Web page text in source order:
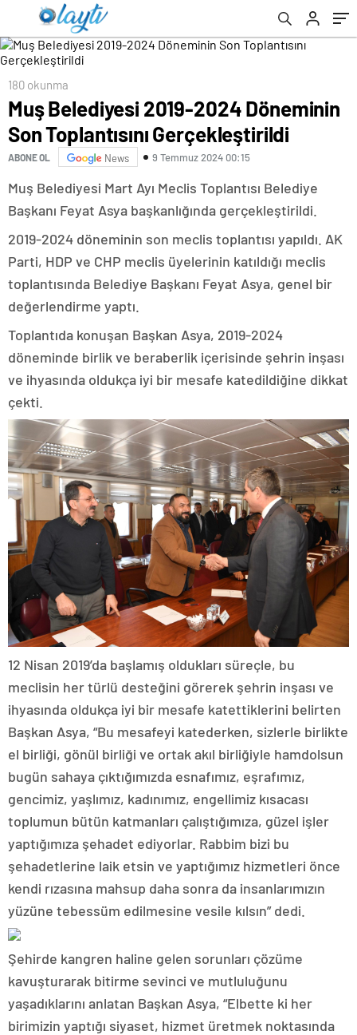
180 okunma
Muş Belediyesi 2019-2024 Döneminin
Son Toplantısını Gerçekleştirildi
ABONE OL News 9 Temmuz 2024 00:15
Muş Belediyesi Mart Ayı Meclis Toplantısı Belediye
Başkanı Feyat Asya başkanlığında gerçekleştirildi.
2019-2024 döneminin son meclis toplantısı yapıldı. AK
Parti, HDP ve CHP meclis üyelerinin katıldığı meclis
toplantısında Belediye Başkanı Feyat Asya, genel bir
değerlendirme yaptı.
Toplantıda konuşan Başkan Asya, 2019-2024
döneminde birlik ve beraberlik içerisinde şehrin inşası
ve ihyasında oldukça iyi bir mesafe katedildiğine dikkat
çekti.
12 Nisan 2019’da başlamış oldukları süreçle, bu
meclisin her türlü desteğini görerek şehrin inşası ve
ihyasında oldukça iyi bir mesafe katettiklerini belirten
Başkan Asya, “Bu mesafeyi katederken, sizlerle birlikte
el birliği, gönül birliği ve ortak akıl birliğiyle hamdolsun
bugün sahaya çıktığımızda esnafımız, eşrafımız,
gencimiz, yaşlımız, kadınımız, engellimiz kısacası
toplumun bütün katmanları çalıştığımıza, güzel işler
yaptığımıza şehadet ediyorlar. Rabbim bizi bu
şehadetlerine laik etsin ve yaptığımız hizmetleri önce
kendi rızasına mahsup daha sonra da insanlarımızın
yüzüne tebessüm edilmesine vesile kılsın” dedi.
Şehirde kangren haline gelen sorunları çözüme
kavuşturarak bitirme sevinci ve mutluluğunu
yaşadıklarını anlatan Başkan Asya, “Elbette ki her
birimizin yaptığı siyaset, hizmet üretmek noktasında
konuştu